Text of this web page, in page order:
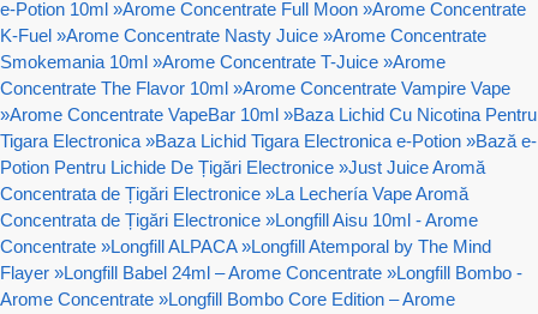
e-Potion 10ml »Arome Concentrate Full Moon »Arome Concentrate
K-Fuel »Arome Concentrate Nasty Juice »Arome Concentrate
Smokemania 10ml »Arome Concentrate T-Juice »Arome
Concentrate The Flavor 10ml »Arome Concentrate Vampire Vape
»Arome Concentrate VapeBar 10ml »Baza Lichid Cu Nicotina Pentru
Tigara Electronica »Baza Lichid Tigara Electronica e-Potion »Bază e-
Potion Pentru Lichide De Țigări Electronice »Just Juice Aromă
Concentrata de Țigări Electronice »La Lechería Vape Aromă
Concentrata de Țigări Electronice »Longfill Aisu 10ml - Arome
Concentrate »Longfill ALPACA »Longfill Atemporal by The Mind
Flayer »Longfill Babel 24ml – Arome Concentrate »Longfill Bombo -
Arome Concentrate »Longfill Bombo Core Edition – Arome